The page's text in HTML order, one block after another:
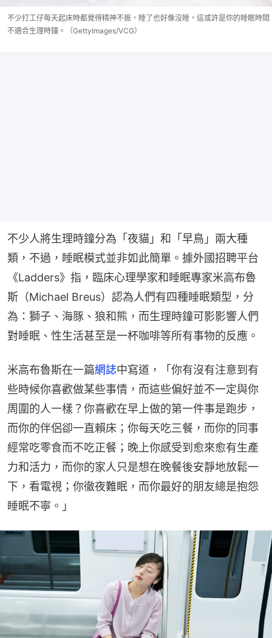
不少打工仔每天起床時都覺得精神不振，睡了也好像沒睡，這或許是你的睡眠時間
不適合生理時鐘。（GettyImages/VCG）
不少人將生理時鐘分為「夜貓」和「早鳥」兩大種
類，不過，睡眠模式並非如此簡單。據外國招聘平台
《Ladders》指，臨床心理學家和睡眠專家米高布魯
斯（Michael Breus）認為人們有四種睡眠類型，分
為：獅子、海豚、狼和熊，而生理時鐘可影影響人們
對睡眠、性生活甚至是一杯咖啡等所有事物的反應。
米高布魯斯在一篇網誌中寫道，「你有沒有注意到有
些時候你喜歡做某些事情，而這些偏好並不一定與你
周圍的人一樣？你喜歡在早上做的第一件事是跑步，
而你的伴侶卻一直賴床；你每天吃三餐，而你的同事
經常吃零食而不吃正餐；晚上你感受到愈來愈有生產
力和活力，而你的家人只是想在晚餐後安靜地放鬆一
下，看電視；你徹夜難眠，而你最好的朋友總是抱怨
睡眠不寧。」